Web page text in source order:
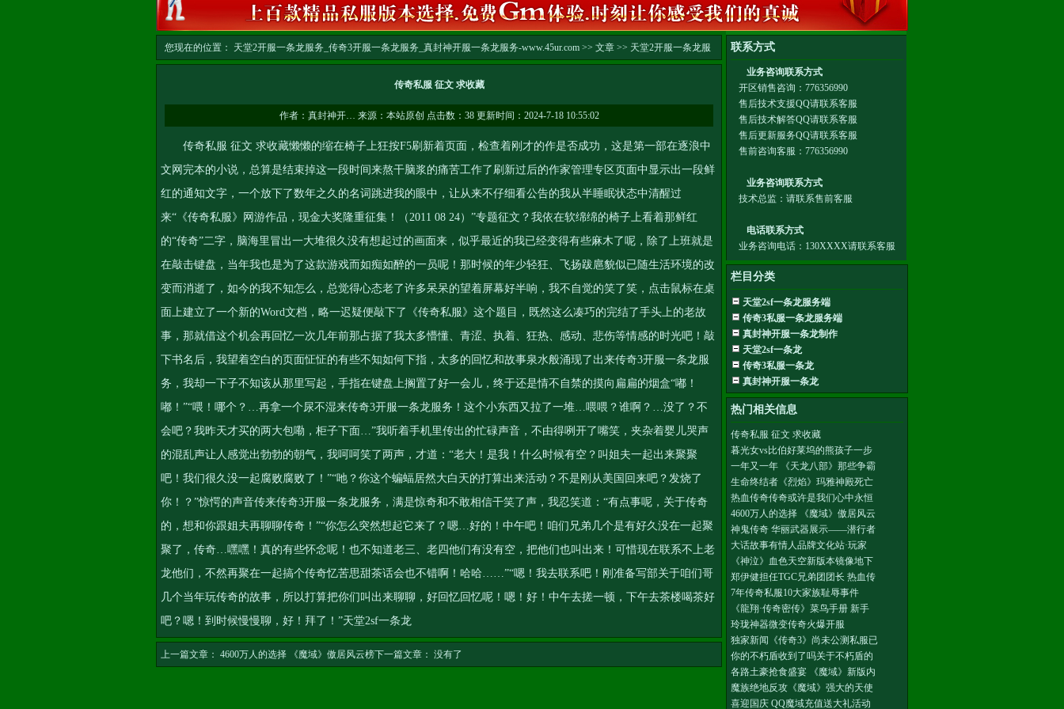
您现在的位置： 天堂2开服一条龙服务_传奇3开服一条龙服务_真封神开服一条龙服务-www.45ur.com >> 文章 >> 天堂2开服一条龙服
传奇私服 征文 求收藏
作者： 真封神开… 来源：本站原创 点击数： 38 更新时间：2024-7-18 10:55:02
传奇私服 征文 求收藏懒懒的缩在椅子上狂按F5刷新着页面，检查着刚才的作是否成功，这是第一部在逐浪中
文网完本的小说，总算是结束掉这一段时间来熬干脑浆的痛苦工作了刷新过后的作家管理专区页面中显示出一段鲜
红的通知文字，一个放下了数年之久的名词跳进我的眼中，让从来不仔细看公告的我从半睡眠状态中清醒过
来“《传奇私服》网游作品，现金大奖隆重征集！（2011 08 24）”专题征文？我依在软绵绵的椅子上看着那鲜红
的“传奇”二字，脑海里冒出一大堆很久没有想起过的画面来，似乎最近的我已经变得有些麻木了呢，除了上班就是
在敲击键盘，当年我也是为了这款游戏而如痴如醉的一员呢！那时候的年少轻狂、飞扬跋扈貌似已随生活环境的改
变而消逝了，如今的我不知怎么，总觉得心态老了许多呆呆的望着屏幕好半响，我不自觉的笑了笑，点击鼠标在桌
面上建立了一个新的Word文档，略一迟疑便敲下了《传奇私服》这个题目，既然这么凑巧的完结了手头上的老故
事，那就借这个机会再回忆一次几年前那占据了我太多懵懂、青涩、执着、狂热、感动、悲伤等情感的时光吧！敲
下书名后，我望着空白的页面怔怔的有些不知如何下指，太多的回忆和故事泉水般涌现了出来传奇3开服一条龙服
务 ，我却一下子不知该从那里写起，手指在键盘上搁置了好一会儿，终于还是情不自禁的摸向扁扁的烟盒“嘟！
嘟！”“喂！哪个？…再拿一个尿不湿来传奇3开服一条龙服务 ！这个小东西又拉了一堆…喂喂？谁啊？…没了？不
会吧？我昨天才买的两大包嘞，柜子下面…”我听着手机里传出的忙碌声音，不由得咧开了嘴笑，夹杂着婴儿哭声
的混乱声让人感觉出勃勃的朝气，我呵呵笑了两声，才道：“老大！是我！什么时候有空？叫姐夫一起出来聚聚
吧！我们很久没一起腐败腐败了！”“吔？你这个蝙蝠居然大白天的打算出来活动？不是刚从美国回来吧？发烧了
你！？”惊愕的声音传来传奇3开服一条龙服务 ，满是惊奇和不敢相信干笑了声，我忍笑道：“有点事呢，关于传奇
的，想和你跟姐夫再聊聊传奇！”“你怎么突然想起它来了？嗯…好的！中午吧！咱们兄弟几个是有好久没在一起聚
聚了，传奇…嘿嘿！真的有些怀念呢！也不知道老三、老四他们有没有空，把他们也叫出来！可惜现在联系不上老
龙他们，不然再聚在一起搞个传奇忆苦思甜茶话会也不错啊！哈哈……”“嗯！我去联系吧！刚准备写部关于咱们哥
几个当年玩传奇的故事，所以打算把你们叫出来聊聊，好回忆回忆呢！嗯！好！中午去搓一顿，下午去茶楼喝茶好
吧？嗯！到时候慢慢聊，好！拜了！”天堂2sf一条龙
上一篇文章： 4600万人的选择 《魔域》傲居风云榜下一篇文章： 没有了
栏目分类
天堂2sf一条龙服务端
传奇3私服一条龙服务端
真封神开服一条龙制作
天堂2sf一条龙
传奇3私服一条龙
真封神开服一条龙
热门相关信息
传奇私服 征文 求收藏
暮光女vs比伯好莱坞的熊孩子一步
一年又一年 《天龙八部》那些争霸
生命终结者《烈焰》玛雅神殿死亡
热血传奇传奇或许是我们心中永恒
4600万人的选择 《魔域》傲居风云
神鬼传奇 华丽武器展示——潜行者
大话故事有情人品牌文化站·玩家
《神泣》血色天空新版本镜像地下
郑伊健担任TGC兄弟团团长 热血传
7年传奇私服10大家族耻辱事件
《龍翔·传奇密传》菜鸟手册 新手
玲珑神器微变传奇火爆开服
独家新闻《传奇3》尚未公测私服已
你的不朽盾收到了吗关于不朽盾的
各路土豪抢食盛宴 《魔域》新版内
魔族绝地反攻《魔域》强大的天使
喜迎国庆 QQ魔域充值送大礼活动